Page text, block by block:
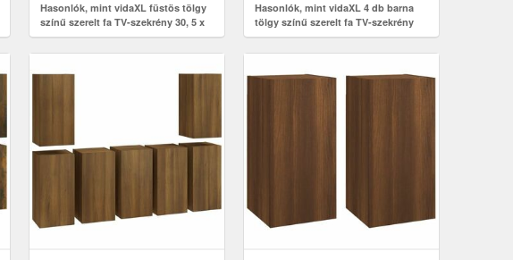
Hasonlók, mint vidaXL füstös tölgy
színű szerelt fa TV-szekrény 30, 5 x
30 x 60 cm
Hasonlók, mint vidaXL 4 db barna
tölgy színű szerelt fa TV-szekrény
30, 5 x 30 x 60 cm